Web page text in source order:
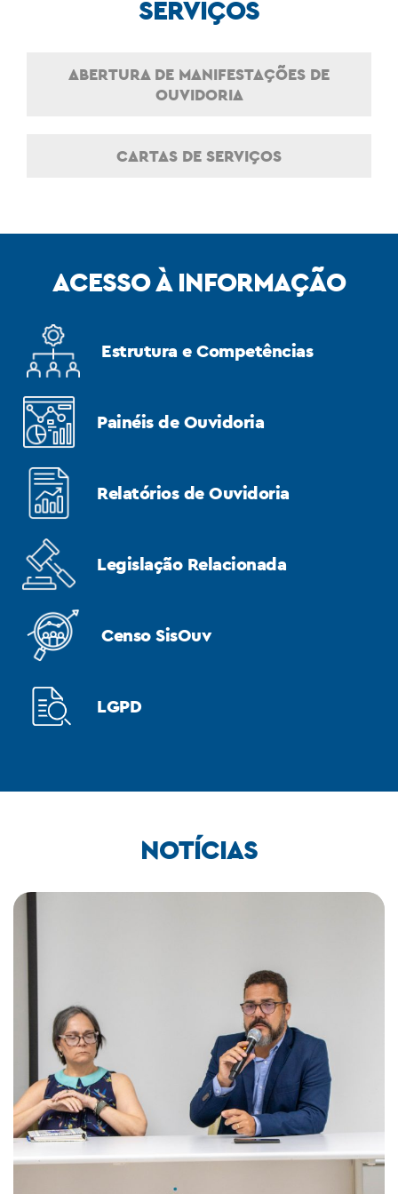
SERVIÇOS
ABERTURA DE MANIFESTAÇÕES DE
OUVIDORIA
CARTAS DE SERVIÇOS
ACESSO À INFORMAÇÃO
Estrutura e Competências
Painéis de Ouvidoria
Relatórios de Ouvidoria
Legislação Relacionada
Censo SisOuv
LGPD
NOTÍCIAS